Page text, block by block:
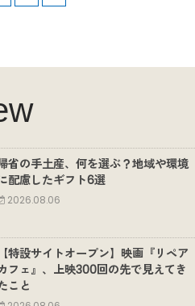
省の手土産、何を選ぶ？地域や環境
配慮したギフト6選
2026.08.06
【特設サイトオープン】映画『リペア
フェ』、上映300回の先で見えてき
こと